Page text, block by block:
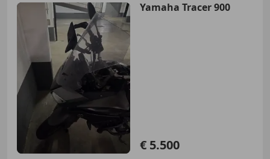
Yamaha Tracer 900
€ 5.500